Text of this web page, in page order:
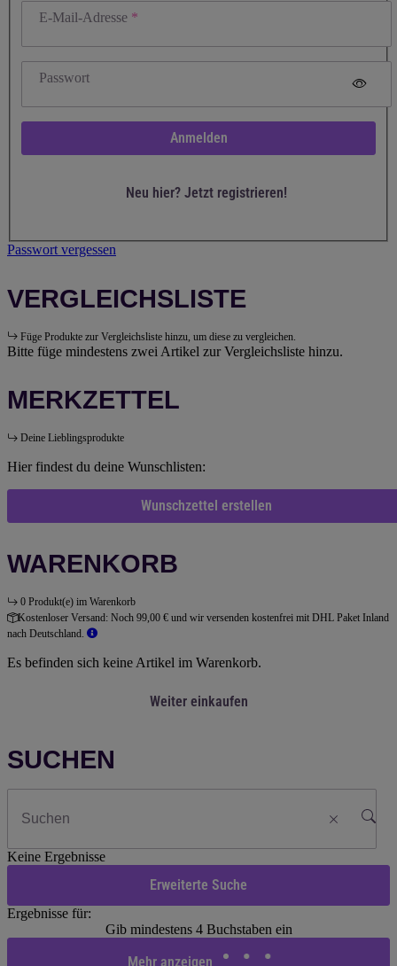
E-Mail-Adresse
Passwort
Anmelden
Neu hier? Jetzt registrieren!
Passwort vergessen
VERGLEICHSLISTE
Füge Produkte zur Vergleichsliste hinzu, um diese zu vergleichen.
Bitte füge mindestens zwei Artikel zur Vergleichsliste hinzu.
MERKZETTEL
Deine Lieblingsprodukte
Hier findest du deine Wunschlisten:
Wunschzettel erstellen
WARENKORB
0 Produkt(e) im Warenkorb
Kostenloser Versand: Noch 99,00 € und wir versenden kostenfrei mit DHL Paket Inland
nach Deutschland.
Es befinden sich keine Artikel im Warenkorb.
Weiter einkaufen
SUCHEN
Keine Ergebnisse
Erweiterte Suche
Ergebnisse für:
Gib mindestens 4 Buchstaben ein
Mehr anzeigen